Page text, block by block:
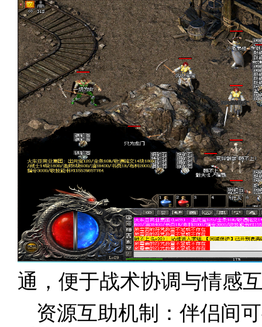
通，便于战术协调与情感
资源互助机制：伴侣间